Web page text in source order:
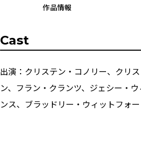
作品情報
Cast
出演：クリステン・コノリー、クリ
ン、フラン・クランツ、ジェシー・
ンス、ブラッドリー・ウィットフォ